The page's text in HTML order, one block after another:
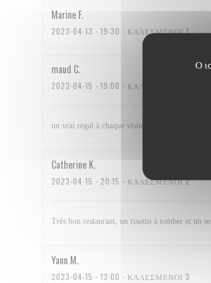
Ο
Marine F
2023-04-13 - 19:30 - ΚΑΛΕΣΜΈΝΟΙ 7
maud C
2023-04-15 - 19:00 - ΚΑΛΕΣΜΈΝΟΙ 5
un vrai régal à chaque visite ! nous revenons
Catherine K
2023-04-15 - 20:15 - ΚΑΛΕΣΜΈΝΟΙ 2
Très bon restaurant, un risotto à tomber et un
Yann M
2023-04-15 - 13:00 - ΚΑΛΕΣΜΈΝΟΙ 3